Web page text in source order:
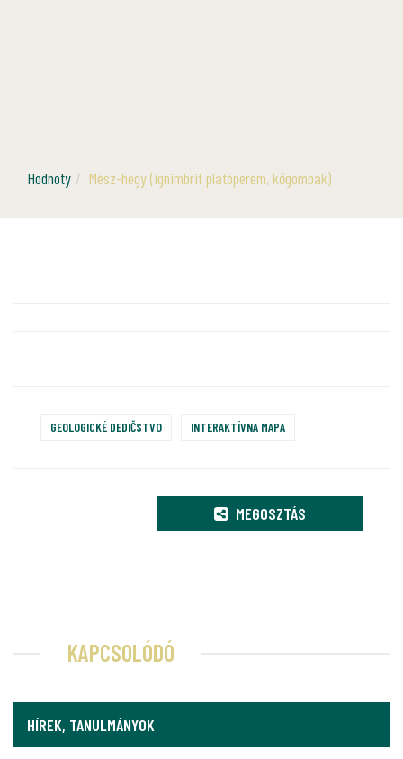
Hodnoty Mész-hegy (ignimbrit platóperem, kőgombák)
GEOLOGICKÉ DEDIČSTVO INTERAKTÍVNA MAPA
MEGOSZTÁS
KAPCSOLÓDÓ
HÍREK, TANULMÁNYOK